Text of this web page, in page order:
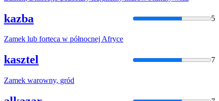
kazba 5
Zamek lub forteca w północnej Afryce
kasztel 7
Zamek warowny, gród